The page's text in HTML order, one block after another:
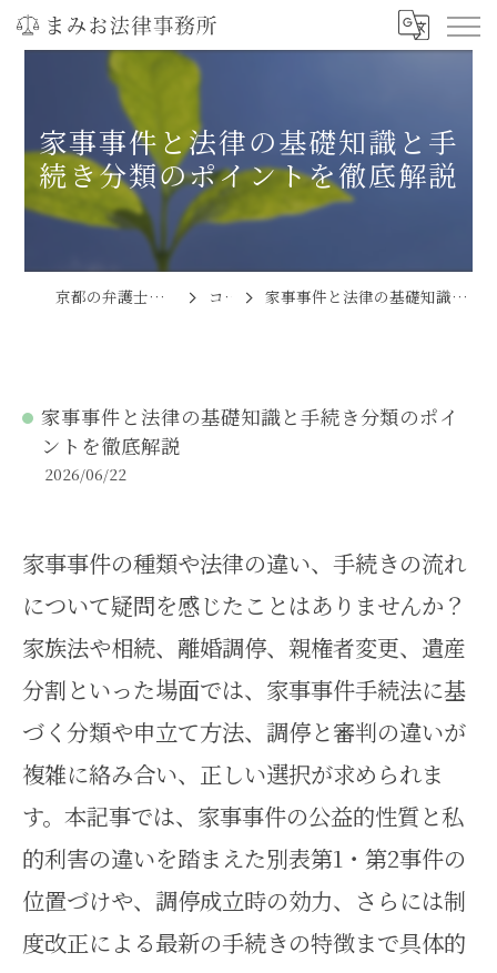
家事事件と法律の基礎知識と手
続き分類のポイントを徹底解説
京都の弁護士ならまみお法律事務所 コラム 家事事件と法律の基礎知識と手続き分類のポイントを徹底解説
家事事件と法律の基礎知識と手続き分類のポイ
ントを徹底解説
2026/06/22
家事事件の種類や法律の違い、手続きの流れ
について疑問を感じたことはありませんか？
家族法や相続、離婚調停、親権者変更、遺産
分割といった場面では、家事事件手続法に基
づく分類や申立て方法、調停と審判の違いが
複雑に絡み合い、正しい選択が求められま
す。本記事では、家事事件の公益的性質と私
的利害の違いを踏まえた別表第1・第2事件の
位置づけや、調停成立時の効力、さらには制
度改正による最新の手続きの特徴まで具体的